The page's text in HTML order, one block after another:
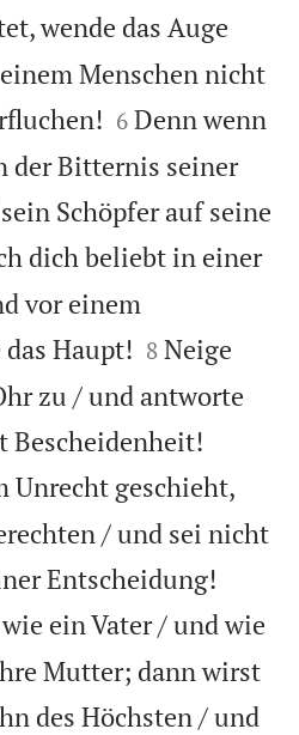
wende das Auge
Menschen nicht


6 Denn wenn
der Bitternis seiner
Schöpfer auf seine
dich beliebt in einer
vor einem
Haupt! 

8 Neige
zu / und antworte
Unrecht geschieht,
/ und sei nicht
Entscheidung!
ein Vater / und wie
Mutter; dann wirst
des Höchsten / und